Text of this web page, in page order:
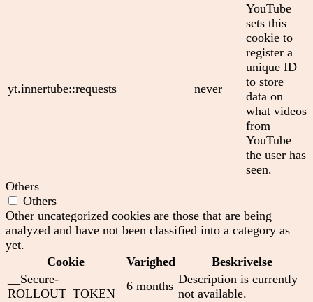
yt.innertube::requests never
YouTube
sets this
cookie to
register a
unique ID
to store
data on
what videos
from
YouTube
the user has
seen.
Others
Others
Other uncategorized cookies are those that are being
analyzed and have not been classified into a category as
yet.
Cookie
Varighed
Beskrivelse
__Secure-
ROLLOUT_TOKEN
6 months Description is currently
not available.